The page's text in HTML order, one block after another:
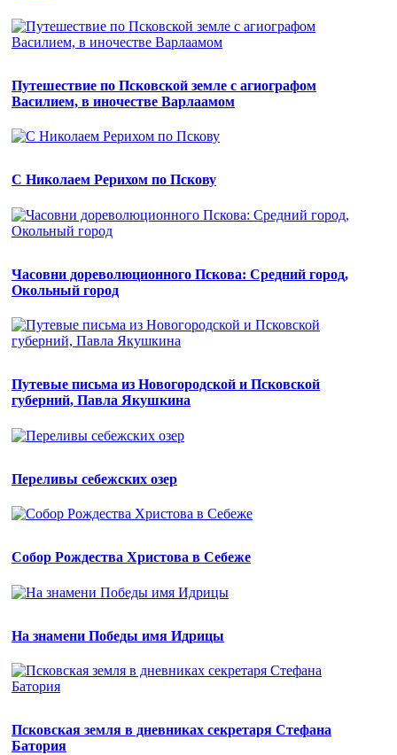
Путешествие по Псковской земле с агиографом
Василием, в иночестве Варлаамом
С Николаем Рерихом по Пскову
Часовни дореволюционного Пскова: Средний город,
Окольный город
Путевые письма из Новогородской и Псковской
губерний, Павла Якушкина
Переливы себежских озер
Собор Рождества Христова в Себеже
На знамени Победы имя Идрицы
Псковская земля в дневниках секретаря Стефана
Батория